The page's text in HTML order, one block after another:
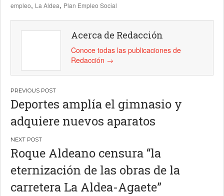
empleo, La Aldea, Plan Empleo Social
Acerca de Redacción
Conoce todas las publicaciones de
Redacción →
Navegación
de
entradas
Deportes amplía el gimnasio y
adquiere nuevos aparatos
Roque Aldeano censura “la
eternización de las obras de la
carretera La Aldea-Agaete”